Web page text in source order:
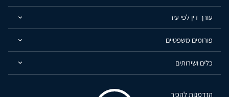
עורך דין לפי עיר
פורומים משפטיים
כלים ושירותים
הזדמנות להכיר